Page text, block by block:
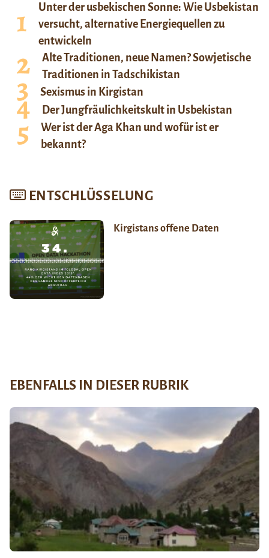
Unter der usbekischen Sonne: Wie Usbekistan
versucht, alternative Energiequellen zu
entwickeln
Alte Traditionen, neue Namen? Sowjetische
Traditionen in Tadschikistan
Sexismus in Kirgistan
Der Jungfräulichkeitskult in Usbekistan
Wer ist der Aga Khan und wofür ist er
bekannt?
ENTSCHLÜSSELUNG
Kirgistans offene Daten
EBENFALLS IN DIESER RUBRIK